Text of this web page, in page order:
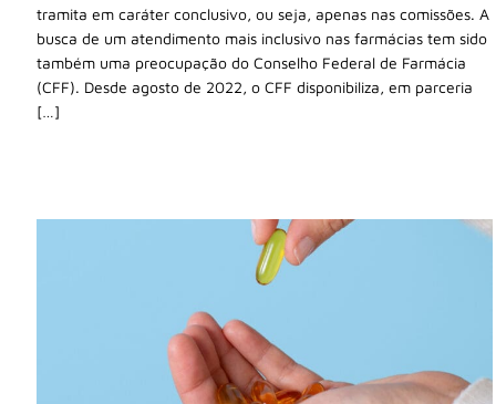
tramita em caráter conclusivo, ou seja, apenas nas comissões. A
busca de um atendimento mais inclusivo nas farmácias tem sido
também uma preocupação do Conselho Federal de Farmácia
(CFF). Desde agosto de 2022, o CFF disponibiliza, em parceria
[…]